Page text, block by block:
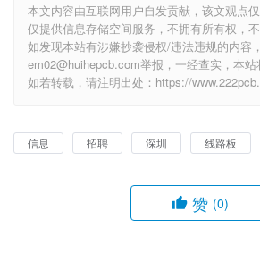
本文内容由互联网用户自发贡献，该文观点
仅提供信息存储空间服务，不拥有所有权，不
如发现本站有涉嫌抄袭侵权/违法违规的内容
em02@huihepcb.com举报，一经查实，本站
如若转载，请注明出处：https://
信息 招聘 深圳 线路板
赞 (0)